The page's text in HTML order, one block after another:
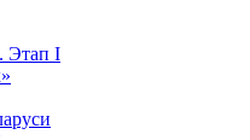
Этап I